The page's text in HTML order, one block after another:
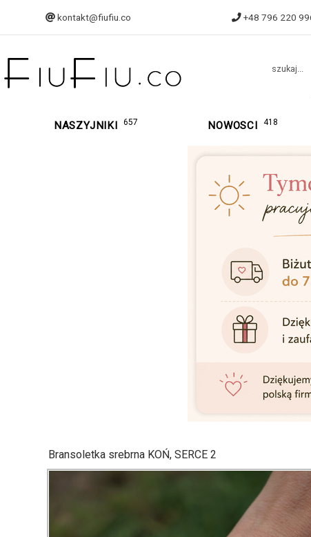
kontakt@fiufiu.co +48 796 220
szukaj...
NASZYJNIKI 657 NOWOSCI 418
Bransoletka srebrna KOŃ, SERCE 2